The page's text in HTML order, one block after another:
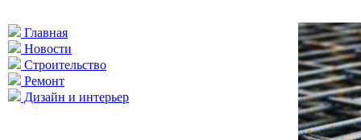
Главная
Новости
Строительство
Ремонт
Дизайн и интерьер